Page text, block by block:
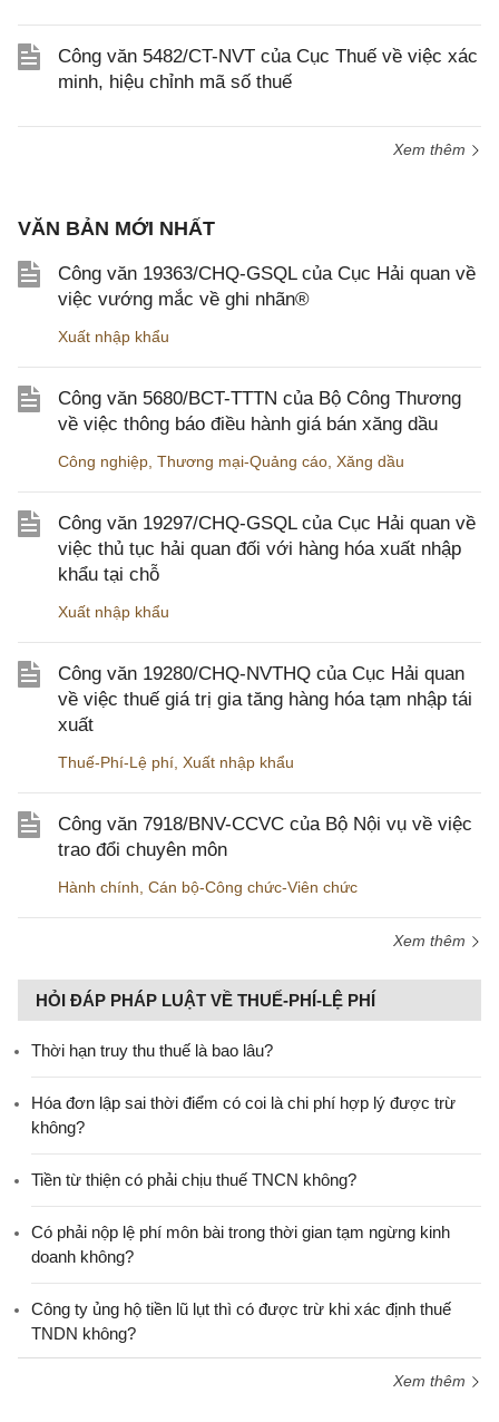
Công văn 5482/CT-NVT của Cục Thuế về việc xác
minh, hiệu chỉnh mã số thuế
Xem thêm
VĂN BẢN MỚI NHẤT
Công văn 19363/CHQ-GSQL của Cục Hải quan về
việc vướng mắc về ghi nhãn®
Xuất nhập khẩu
Công văn 5680/BCT-TTTN của Bộ Công Thương
về việc thông báo điều hành giá bán xăng dầu
Công nghiệp Thương mại-Quảng cáo Xăng dầu
Công văn 19297/CHQ-GSQL của Cục Hải quan về
việc thủ tục hải quan đối với hàng hóa xuất nhập
khẩu tại chỗ
Xuất nhập khẩu
Công văn 19280/CHQ-NVTHQ của Cục Hải quan
về việc thuế giá trị gia tăng hàng hóa tạm nhập tái
xuất
Thuế-Phí-Lệ phí Xuất nhập khẩu
Công văn 7918/BNV-CCVC của Bộ Nội vụ về việc
trao đổi chuyên môn
Hành chính Cán bộ-Công chức-Viên chức
Xem thêm
HỎI ĐÁP PHÁP LUẬT VỀ THUẾ-PHÍ-LỆ PHÍ
Thời hạn truy thu thuế là bao lâu?
Hóa đơn lập sai thời điểm có coi là chi phí hợp lý được trừ
không?
Tiền từ thiện có phải chịu thuế TNCN không?
Có phải nộp lệ phí môn bài trong thời gian tạm ngừng kinh
doanh không?
Công ty ủng hộ tiền lũ lụt thì có được trừ khi xác định thuế
TNDN không?
Xem thêm